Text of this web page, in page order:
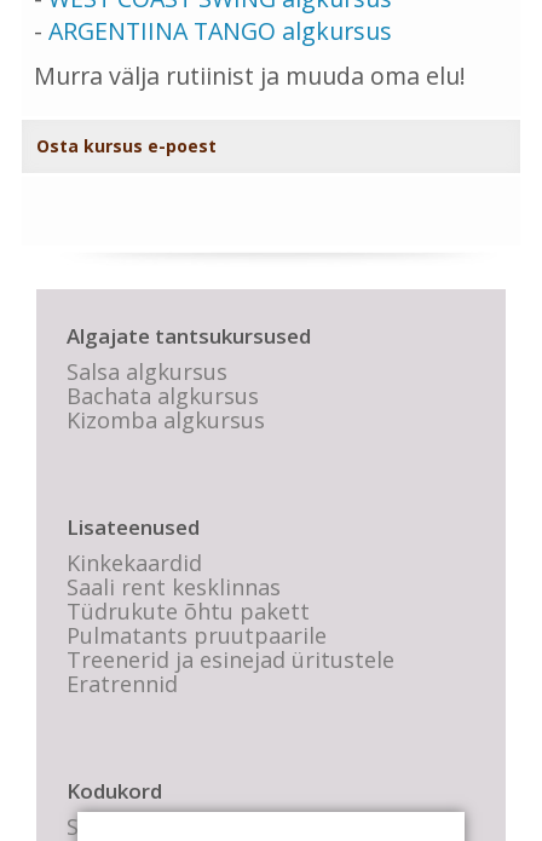
- ARGENTIINA TANGO algkursus
Murra välja rutiinist ja muuda oma elu!
Osta kursus e-poest
Algajate tantsukursused
Salsa algkursus
Bachata algkursus
Kizomba algkursus
Lisateenused
Kinkekaardid
Saali rent kesklinnas
Tüdrukute õhtu pakett
Pulmatants pruutpaarile
Treenerid ja esinejad üritustele
Eratrennid
Kodukord
Stuudio sisekord